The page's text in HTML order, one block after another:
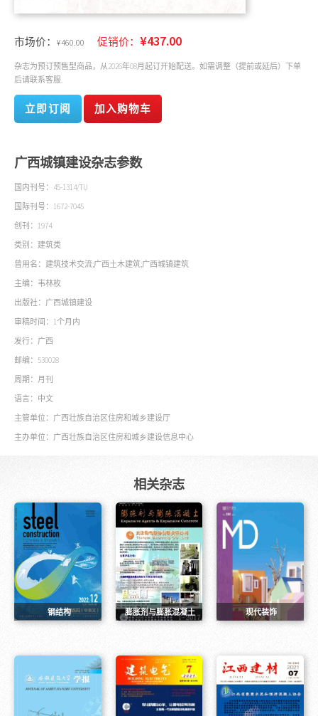
市场价： ¥460.00 促销价： ¥437.00
杂志为预订预售型商品，从2026年08月起订开始配送。如需调整（提前或延后）下单
后请联系客服.
立即订阅 加入购物车
广西城镇建设杂志参数
国内刊号： 45-1314/TU
国际刊号： 1672-7045
创刊： 1974
类别： 建筑类
曾用名： 建筑技术交流;广西土木建筑;广西城镇建筑
主编： 韦林枚
出版社： 广西城镇建设
审稿时间： 1个月内
发行： 广西
邮编： 530028
周期： 月刊
语言： 中文
主管单位： 广西壮族自治区住房和城乡建设厅
主办单位： 广西壮族自治区住房和城乡建设信息中心
相关杂志
钢结构 膨胀剂与膨胀混凝土 现代装饰